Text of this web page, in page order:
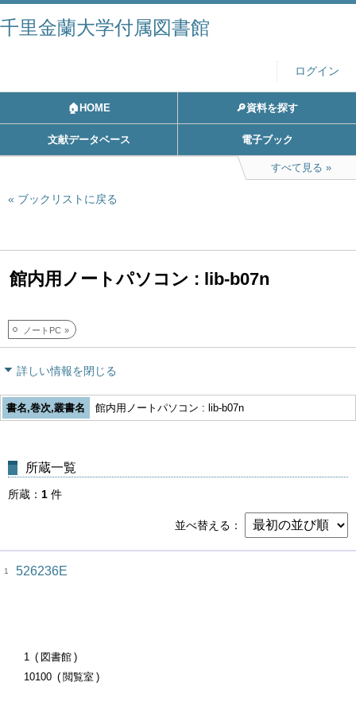
千里金蘭大学付属図書館
ログイン
🏠HOME 🔎資料を探す
文献データベース 電子ブック
すべて見る
ブックリストに戻る
館内用ノートパソコン : lib-b07n
ノートPC
詳しい情報を閉じる
書名,巻次,叢書名 館内用ノートパソコン : lib-b07n
所蔵一覧
所蔵 1 件
並べ替える
1 526236E
1
図書館
10100
閲覧室